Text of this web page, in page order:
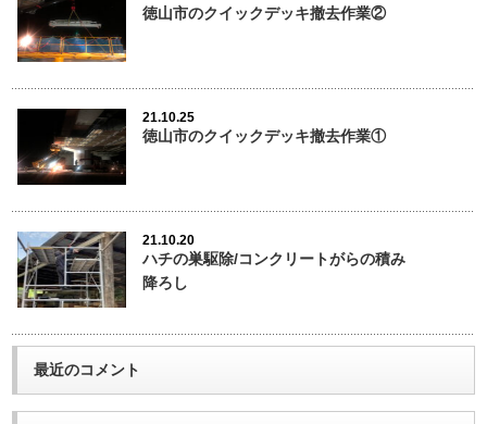
徳山市のクイックデッキ撤去作業②
21.10.25
徳山市のクイックデッキ撤去作業①
21.10.20
ハチの巣駆除/コンクリートがらの積み
降ろし
最近のコメント